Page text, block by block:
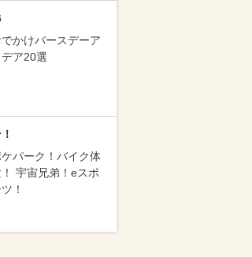
でかけバースデーア
デア20選
ケパーク！バイク体
宇宙兄弟！eスポ
！